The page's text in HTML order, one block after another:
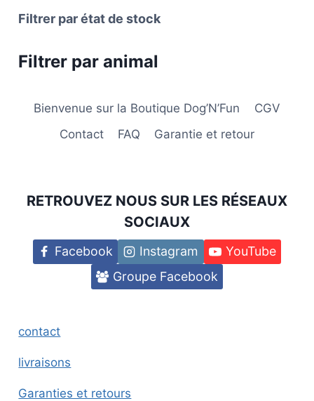
la
du
la
Filtrer par état de stock
Filtrer par animal
Bienvenue sur la Boutique Dog’N’Fun
CGV
Contact
FAQ Garantie et retour
RETROUVEZ NOUS SUR LES RÉSEAUX
SOCIAUX
Facebook Instagram
YouTube
Groupe Facebook
contact
livraisons
Garanties et retours